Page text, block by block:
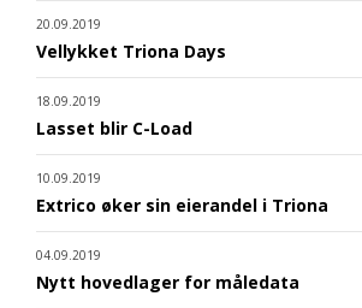
20.09.2019
Vellykket Triona Days
18.09.2019
Lasset blir C-Load
10.09.2019
Extrico øker sin eierandel i Triona
04.09.2019
Nytt hovedlager for måledata